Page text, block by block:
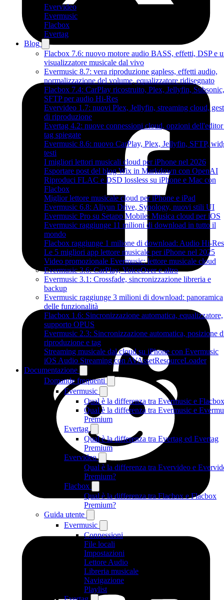
Evervideo
Evermusic
Flacbox
Evertag
Blog
Flacbox 7.6: nuovo motore audio BASS, effetti, DSP e
visualizzatore musicale dal vivo
Evermusic 8.7: vera riproduzione gapless, effetti audio,
normalizzazione del volume, equalizzatore ridisegnato
Flacbox 7.4: CarPlay ricostruito, Plex, Jellyfin, Subsonic,
SFTP per audio Hi-Res
Evervideo 1.7: nuovi Plex, Jellyfin, streaming cloud,
di riproduzione
Evertag 4.2: nuove connessioni cloud, opzioni
tag spiegate
Evermusic 8.6: nuovo CarPlay, Plex, Jellyfin, SFTP,
testi
I migliori lettori musicali cloud per iPhone nel 2026
Esportare post del blog Wix in Markdown con OpenAI
Riproduci FLAC e DSD lossless su iPhone e Mac con
Flacbox
Miglior lettore musicale cloud per iPhone e iPad
Evermusic 6.8: Aliyun Drive, Synology, nuovi stili UI
Evermusic Pro su Setapp Mobile: Musica cloud per iOS
Evermusic raggiunge 11 milioni di download in tutto il
mondo
Flacbox raggiunge 1 milione di download: Audio Hi-Res
Le 5 migliori app lettore musicale per iPhone nel 2025
Video promozionale Evermusic: lettore musicale cloud
Evermusic 3.6: CarPlay, VoiceOver e altro
Evermusic 3.1: Crossfade, sincronizzazione libreria e
backup
Evermusic raggiunge 3 milioni di download: panoramica
delle funzionalità
Flacbox 1.6: Sincronizzazione automatica, equalizzatore,
supporto OPUS
Evermusic 2.3: Sincronizzazione automatica, posizione
riproduzione e tag
Streaming musicale dal cloud su iPhone con Evermusic
iOS Audio Streaming con AVAssetResourceLoader
Documentazione
Domande frequenti
Evermusic
Qual è la differenza tra Evermusic e Flacbox
Qual è la differenza tra Evermusic e
Premium
Evertag
Qual è la differenza tra Evertag ed Evertag
Premium
Evervideo
Qual è la differenza tra Evervideo e
Premium?
Flacbox
Qual è la differenza tra Flacbox e Flacbox
Premium?
Guida utente
Evermusic
Connessioni
File locali
Impostazioni
Lettore Audio
Libreria musicale
Navigazione
Playlist